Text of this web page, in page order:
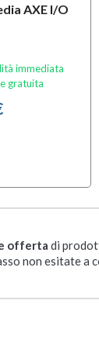
AXE I/O
immediata
gratuita
offerta di
non esitate a